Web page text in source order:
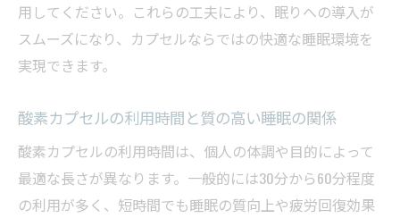
用してください。これらの工夫により、眠りへの導入が
スムーズになり、カプセルならではの快適な睡眠環境を
実現できます。
酸素カプセルの利用時間と質の高い睡眠の関係
酸素カプセルの利用時間は、個人の体調や目的によって
最適な長さが異なります。一般的には30分から60分程度
の利用が多く、短時間でも睡眠の質向上や疲労回復効果